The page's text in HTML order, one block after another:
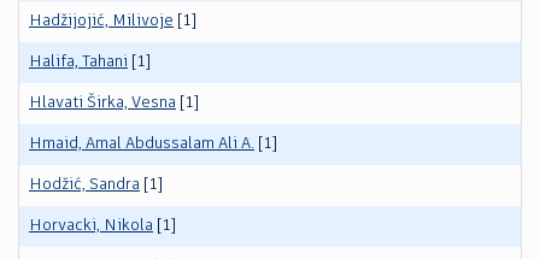
Hadžijojić, Milivoje [1]
Halifa, Tahani [1]
Hlavati Širka, Vesna [1]
Hmaid, Amal Abdussalam Ali A. [1]
Hodžić, Sandra [1]
Horvacki, Nikola [1]